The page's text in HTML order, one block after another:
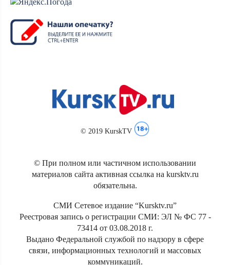
© 2019 KurskTV
© При полном или частичном использовании
материалов сайта активная ссылка на kursktv.ru
обязательна.
СМИ Сетевое издание “Kursktv.ru”
Реестровая запись о регистрации СМИ: ЭЛ № ФС 77 -
73414 от 03.08.2018 г.
Выдано Федеральной службой по надзору в сфере
связи, информационных технологий и массовых
коммуникаций.